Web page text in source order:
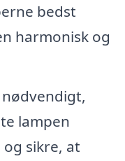
bedst
harmonisk og
lampen
sikre, at